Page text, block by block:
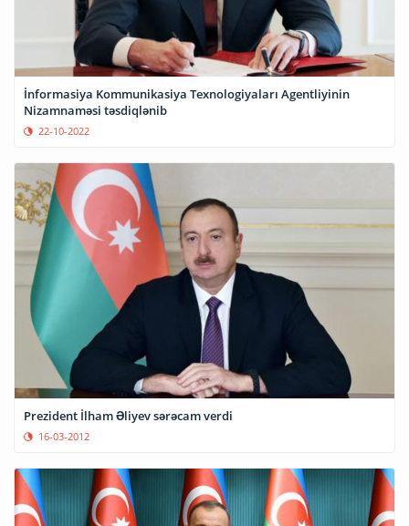
İnformasiya Kommunikasiya Texnologiyaları Agentliyinin
Nizamnaməsi təsdiqlənib
22-10-2022
Prezident İlham Əliyev sərəcam verdi
16-03-2012